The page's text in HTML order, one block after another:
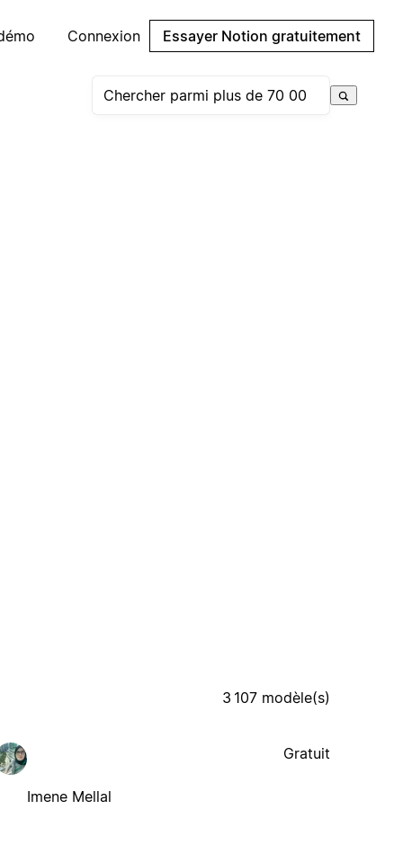
Connexion Essayer Notion gratuitement
3 107 modèle(s)
Imene Mellal
Gratuit